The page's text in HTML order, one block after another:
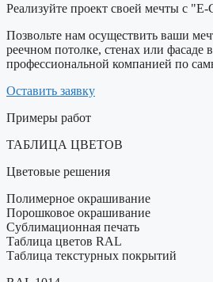
Реализуйте проект своей мечты с
Позвольте нам осуществить ваши
реечном потолке, стенах или
профессиональной компанией по
Оставить заявку
Примеры работ
ТАБЛИЦА ЦВЕТОВ
Цветовые решения
Полимерное окрашивание
Порошковое окрашивание
Сублимационная печать
Таблица цветов RAL
Таблица текстурных покрытий